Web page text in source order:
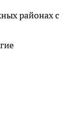
районах с